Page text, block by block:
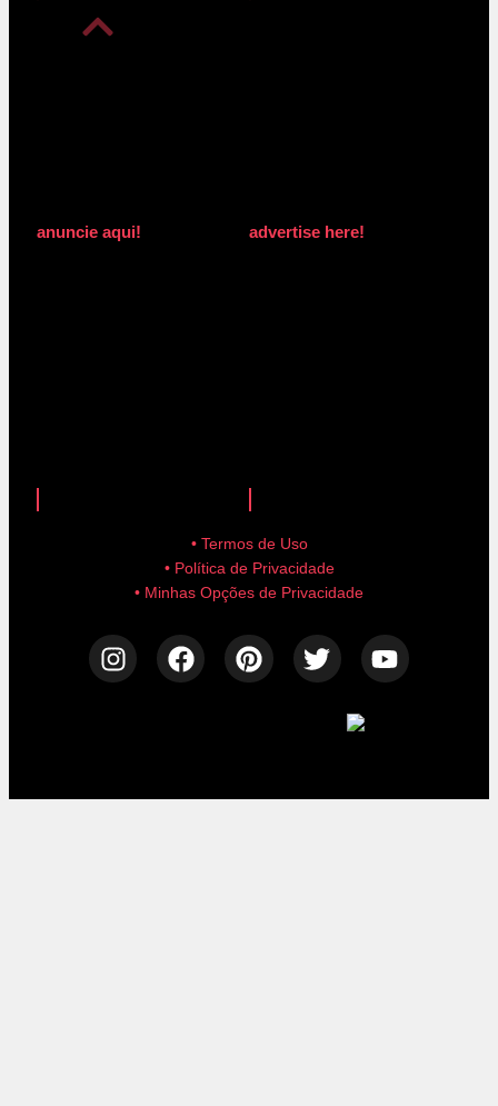
anuncie aqui! advertise here!
• Termos de Uso
• Política de Privacidade
• Minhas Opções de Privacidade